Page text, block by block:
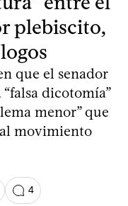
plebiscito,
que el senador
dicotomía”
menor” que
al movimiento
4